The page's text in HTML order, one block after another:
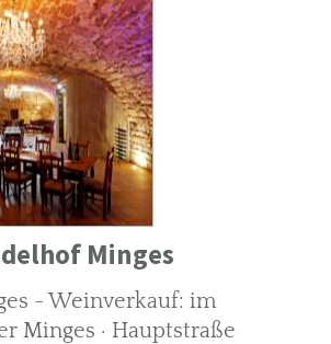
Minges
- Weinverkauf: im
Minges · Hauptstraße